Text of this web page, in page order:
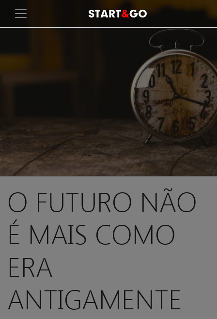
O FUTURO NÃO
É MAIS COMO
ERA
ANTIGAMENTE